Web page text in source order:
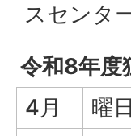
スセンタ
令和8年度
4月
曜日